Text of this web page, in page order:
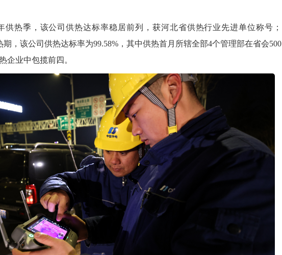
热季，该公司供热达标率稳居前列，获河北省供热行业先进单位称号；
期，该公司供热达标率为99.58%，其中供热首月 所辖全部4个管理部在省会500
企业中包揽前四。